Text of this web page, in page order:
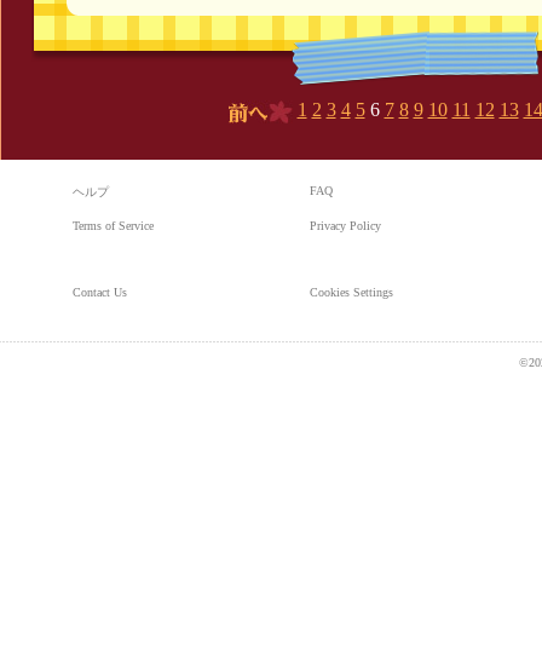
1 2 3 4 5 6 7 8 9 10 11 12 13 14
ヘルプ FAQ
Terms of Service Privacy Policy
Contact Us Cookies Settings